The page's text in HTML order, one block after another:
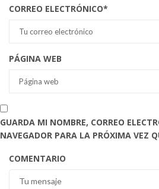
CORREO ELECTRÓNICO*
PÁGINA WEB
GUARDA MI NOMBRE, CORREO
NAVEGADOR PARA LA PRÓXIMA VEZ
COMENTARIO